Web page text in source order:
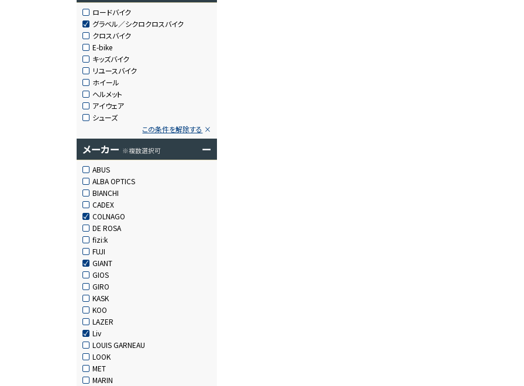
ロードバイク
グラベル／シクロクロスバイク
クロスバイク
E-bike
キッズバイク
リユースバイク
ホイール
ヘルメット
アイウェア
シューズ
この条件を解除する
メーカー ※複数選択可 ー
ABUS
ALBA OPTICS
BIANCHI
CADEX
COLNAGO
DE ROSA
fizi:k
FUJI
GIANT
GIOS
GIRO
KASK
KOO
LAZER
Liv
LOUIS GARNEAU
LOOK
MET
MARIN